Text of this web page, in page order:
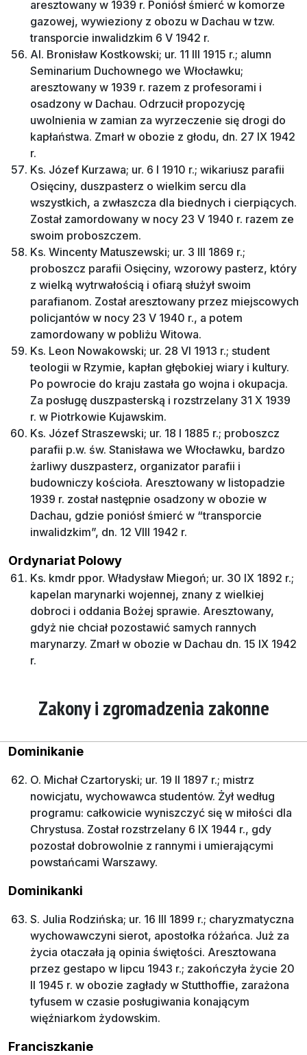
aresztowany w 1939 r. Poniósł śmierć w komorze
gazowej, wywieziony z obozu w Dachau w tzw.
transporcie inwalidzkim 6 V 1942 r.
Al. Bronisław Kostkowski; ur. 11 III 1915 r.; alumn
Seminarium Duchownego we Włocławku;
aresztowany w 1939 r. razem z profesorami i
osadzony w Dachau. Odrzucił propozycję
uwolnienia w zamian za wyrzeczenie się drogi do
kapłaństwa. Zmarł w obozie z głodu, dn. 27 IX 1942
r.
Ks. Józef Kurzawa; ur. 6 I 1910 r.; wikariusz parafii
Osięciny, duszpasterz o wielkim sercu dla
wszystkich, a zwłaszcza dla biednych i cierpiących.
Został zamordowany w nocy 23 V 1940 r. razem ze
swoim proboszczem.
Ks. Wincenty Matuszewski; ur. 3 III 1869 r.;
proboszcz parafii Osięciny, wzorowy pasterz, który
z wielką wytrwałością i ofiarą służył swoim
parafianom. Został aresztowany przez miejscowych
policjantów w nocy 23 V 1940 r., a potem
zamordowany w pobliżu Witowa.
Ks. Leon Nowakowski; ur. 28 VI 1913 r.; student
teologii w Rzymie, kapłan głębokiej wiary i kultury.
Po powrocie do kraju zastała go wojna i okupacja.
Za posługę duszpasterską i rozstrzelany 31 X 1939
r. w Piotrkowie Kujawskim.
Ks. Józef Straszewski; ur. 18 I 1885 r.; proboszcz
parafii p.w. św. Stanisława we Włocławku, bardzo
żarliwy duszpasterz, organizator parafii i
budowniczy kościoła. Aresztowany w listopadzie
1939 r. został następnie osadzony w obozie w
Dachau, gdzie poniósł śmierć w “transporcie
inwalidzkim”, dn. 12 VIII 1942 r.
Ordynariat Polowy
Ks. kmdr ppor. Władysław Miegoń; ur. 30 IX 1892 r.;
kapelan marynarki wojennej, znany z wielkiej
dobroci i oddania Bożej sprawie. Aresztowany,
gdyż nie chciał pozostawić samych rannych
marynarzy. Zmarł w obozie w Dachau dn. 15 IX 1942
r.
Zakony i zgromadzenia zakonne
Dominikanie
O. Michał Czartoryski; ur. 19 II 1897 r.; mistrz
nowicjatu, wychowawca studentów. Żył według
programu: całkowicie wyniszczyć się w miłości dla
Chrystusa. Został rozstrzelany 6 IX 1944 r., gdy
pozostał dobrowolnie z rannymi i umierającymi
powstańcami Warszawy.
Dominikanki
S. Julia Rodzińska; ur. 16 III 1899 r.; charyzmatyczna
wychowawczyni sierot, apostołka różańca. Już za
życia otaczała ją opinia świętości. Aresztowana
przez gestapo w lipcu 1943 r.; zakończyła życie 20
II 1945 r. w obozie zagłady w Stutthoffie, zarażona
tyfusem w czasie posługiwania konającym
więźniarkom żydowskim.
Franciszkanie